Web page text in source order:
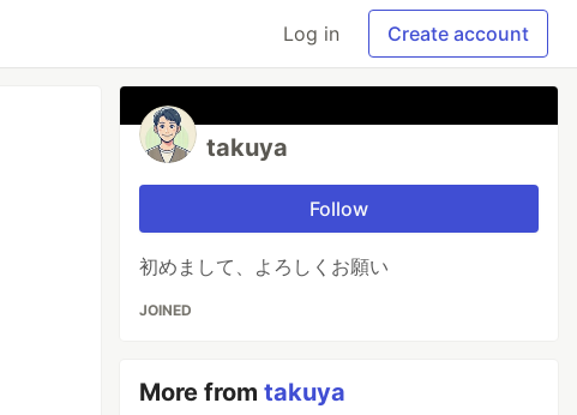
Log in Create account
takuya
Follow
初めまして、よろしくお願い
JOINED
More fromtakuya